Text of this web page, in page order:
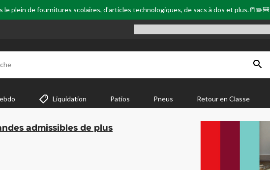
le plein de fournitures scolaires, d'articles technologiques, de sacs à dos et plus.📒✏️🎒
Liquidation Patios Pneus Retour en Classe
admissibles de plus